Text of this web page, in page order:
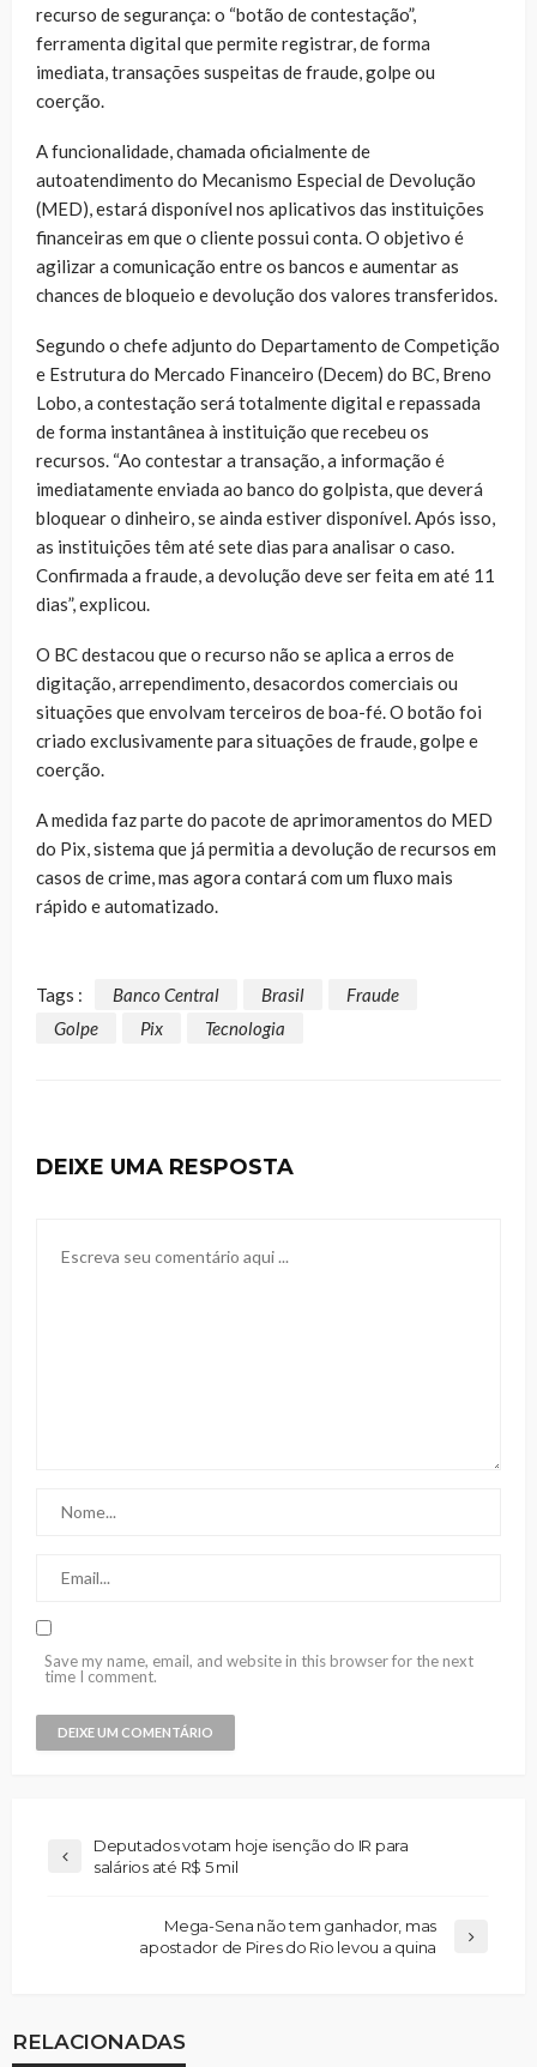
recurso de segurança: o “botão de contestação”,
ferramenta digital que permite registrar, de forma
imediata, transações suspeitas de fraude, golpe ou
coerção.
A funcionalidade, chamada oficialmente de
autoatendimento do Mecanismo Especial de Devolução
(MED), estará disponível nos aplicativos das instituições
financeiras em que o cliente possui conta. O objetivo é
agilizar a comunicação entre os bancos e aumentar as
chances de bloqueio e devolução dos valores transferidos.
Segundo o chefe adjunto do Departamento de Competição
e Estrutura do Mercado Financeiro (Decem) do BC, Breno
Lobo, a contestação será totalmente digital e repassada
de forma instantânea à instituição que recebeu os
recursos. “Ao contestar a transação, a informação é
imediatamente enviada ao banco do golpista, que deverá
bloquear o dinheiro, se ainda estiver disponível. Após isso,
as instituições têm até sete dias para analisar o caso.
Confirmada a fraude, a devolução deve ser feita em até 11
dias”, explicou.
O BC destacou que o recurso não se aplica a erros de
digitação, arrependimento, desacordos comerciais ou
situações que envolvam terceiros de boa-fé. O botão foi
criado exclusivamente para situações de fraude, golpe e
coerção.
A medida faz parte do pacote de aprimoramentos do MED
do Pix, sistema que já permitia a devolução de recursos em
casos de crime, mas agora contará com um fluxo mais
rápido e automatizado.
Tags : Banco Central Brasil
Fraude
Golpe
Pix Tecnologia
DEIXE UMA RESPOSTA
Save my name, email, and website in this browser for the next
time I comment.
Deputados votam hoje isenção do IR para
salários até R$ 5 mil
Mega-Sena não tem ganhador, mas
apostador de Pires do Rio levou a quina
RELACIONADAS